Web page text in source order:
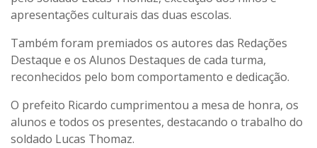
apresentações culturais das duas escolas.
Também foram premiados os autores das Redações
Destaque e os Alunos Destaques de cada turma,
reconhecidos pelo bom comportamento e dedicação.
O prefeito Ricardo cumprimentou a mesa de honra, os
alunos e todos os presentes, destacando o trabalho do
soldado Lucas Thomaz.